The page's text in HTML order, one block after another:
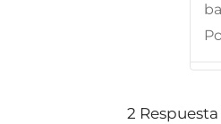
2 Respuesta